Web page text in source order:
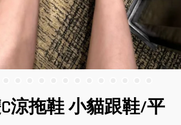
C涼拖鞋 小貓跟鞋/平